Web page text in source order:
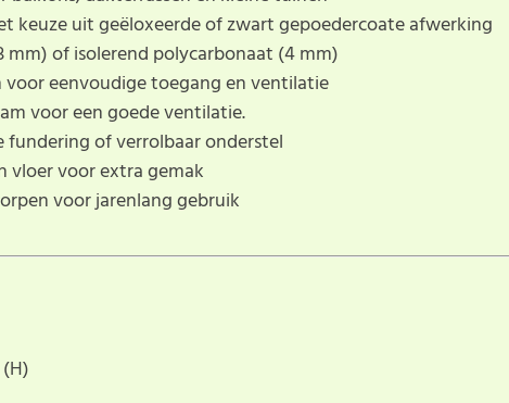
keuze uit geëloxeerde of zwart gepoedercoate afwerking
mm) of isolerend polycarbonaat (4 mm)
voor eenvoudige toegang en ventilatie
voor een goede ventilatie.
fundering of verrolbaar onderstel
vloer voor extra gemak
voor jarenlang gebruik